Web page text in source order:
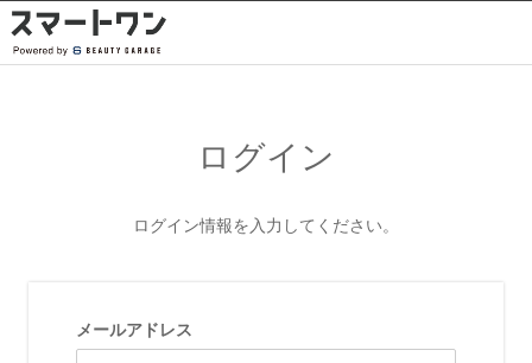
ログイン
ログイン情報を入力してください。
メールアドレス